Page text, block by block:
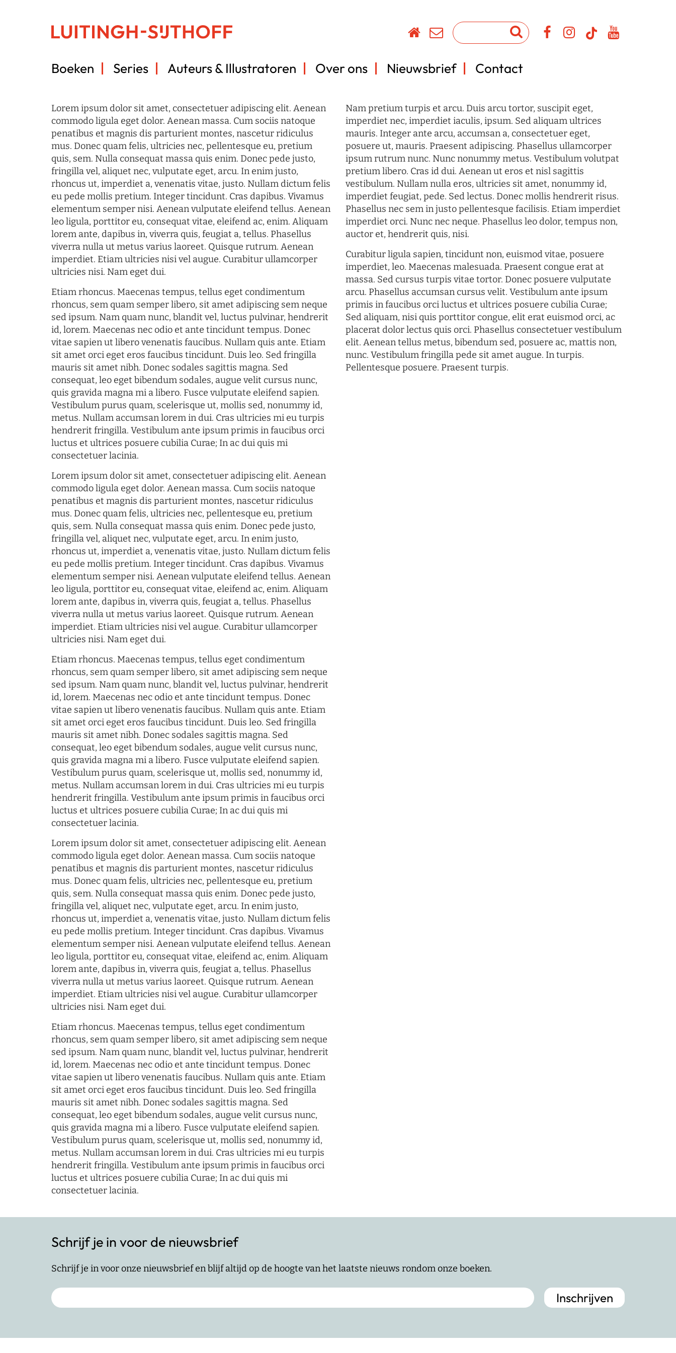
Boeken Series Auteurs & Illustratoren Over ons Nieuwsbrief Contact
Lorem ipsum dolor sit amet, consectetuer adipiscing elit. Aenean
commodo ligula eget dolor. Aenean massa. Cum sociis natoque
penatibus et magnis dis parturient montes, nascetur ridiculus
mus. Donec quam felis, ultricies nec, pellentesque eu, pretium
quis, sem. Nulla consequat massa quis enim. Donec pede justo,
fringilla vel, aliquet nec, vulputate eget, arcu. In enim justo,
rhoncus ut, imperdiet a, venenatis vitae, justo. Nullam dictum felis
eu pede mollis pretium. Integer tincidunt. Cras dapibus. Vivamus
elementum semper nisi. Aenean vulputate eleifend tellus. Aenean
leo ligula, porttitor eu, consequat vitae, eleifend ac, enim. Aliquam
lorem ante, dapibus in, viverra quis, feugiat a, tellus. Phasellus
viverra nulla ut metus varius laoreet. Quisque rutrum. Aenean
imperdiet. Etiam ultricies nisi vel augue. Curabitur ullamcorper
ultricies nisi. Nam eget dui.
Etiam rhoncus. Maecenas tempus, tellus eget condimentum
rhoncus, sem quam semper libero, sit amet adipiscing sem neque
sed ipsum. Nam quam nunc, blandit vel, luctus pulvinar, hendrerit
id, lorem. Maecenas nec odio et ante tincidunt tempus. Donec
vitae sapien ut libero venenatis faucibus. Nullam quis ante. Etiam
sit amet orci eget eros faucibus tincidunt. Duis leo. Sed fringilla
mauris sit amet nibh. Donec sodales sagittis magna. Sed
consequat, leo eget bibendum sodales, augue velit cursus nunc,
quis gravida magna mi a libero. Fusce vulputate eleifend sapien.
Vestibulum purus quam, scelerisque ut, mollis sed, nonummy id,
metus. Nullam accumsan lorem in dui. Cras ultricies mi eu turpis
hendrerit fringilla. Vestibulum ante ipsum primis in faucibus orci
luctus et ultrices posuere cubilia Curae; In ac dui quis mi
consectetuer lacinia.
Lorem ipsum dolor sit amet, consectetuer adipiscing elit. Aenean
commodo ligula eget dolor. Aenean massa. Cum sociis natoque
penatibus et magnis dis parturient montes, nascetur ridiculus
mus. Donec quam felis, ultricies nec, pellentesque eu, pretium
quis, sem. Nulla consequat massa quis enim. Donec pede justo,
fringilla vel, aliquet nec, vulputate eget, arcu. In enim justo,
rhoncus ut, imperdiet a, venenatis vitae, justo. Nullam dictum felis
eu pede mollis pretium. Integer tincidunt. Cras dapibus. Vivamus
elementum semper nisi. Aenean vulputate eleifend tellus. Aenean
leo ligula, porttitor eu, consequat vitae, eleifend ac, enim. Aliquam
lorem ante, dapibus in, viverra quis, feugiat a, tellus. Phasellus
viverra nulla ut metus varius laoreet. Quisque rutrum. Aenean
imperdiet. Etiam ultricies nisi vel augue. Curabitur ullamcorper
ultricies nisi. Nam eget dui.
Etiam rhoncus. Maecenas tempus, tellus eget condimentum
rhoncus, sem quam semper libero, sit amet adipiscing sem neque
sed ipsum. Nam quam nunc, blandit vel, luctus pulvinar, hendrerit
id, lorem. Maecenas nec odio et ante tincidunt tempus. Donec
vitae sapien ut libero venenatis faucibus. Nullam quis ante. Etiam
sit amet orci eget eros faucibus tincidunt. Duis leo. Sed fringilla
mauris sit amet nibh. Donec sodales sagittis magna. Sed
consequat, leo eget bibendum sodales, augue velit cursus nunc,
quis gravida magna mi a libero. Fusce vulputate eleifend sapien.
Vestibulum purus quam, scelerisque ut, mollis sed, nonummy id,
metus. Nullam accumsan lorem in dui. Cras ultricies mi eu turpis
hendrerit fringilla. Vestibulum ante ipsum primis in faucibus orci
luctus et ultrices posuere cubilia Curae; In ac dui quis mi
consectetuer lacinia.
Lorem ipsum dolor sit amet, consectetuer adipiscing elit. Aenean
commodo ligula eget dolor. Aenean massa. Cum sociis natoque
penatibus et magnis dis parturient montes, nascetur ridiculus
mus. Donec quam felis, ultricies nec, pellentesque eu, pretium
quis, sem. Nulla consequat massa quis enim. Donec pede justo,
fringilla vel, aliquet nec, vulputate eget, arcu. In enim justo,
rhoncus ut, imperdiet a, venenatis vitae, justo. Nullam dictum felis
eu pede mollis pretium. Integer tincidunt. Cras dapibus. Vivamus
elementum semper nisi. Aenean vulputate eleifend tellus. Aenean
leo ligula, porttitor eu, consequat vitae, eleifend ac, enim. Aliquam
lorem ante, dapibus in, viverra quis, feugiat a, tellus. Phasellus
viverra nulla ut metus varius laoreet. Quisque rutrum. Aenean
imperdiet. Etiam ultricies nisi vel augue. Curabitur ullamcorper
ultricies nisi. Nam eget dui.
Etiam rhoncus. Maecenas tempus, tellus eget condimentum
rhoncus, sem quam semper libero, sit amet adipiscing sem neque
sed ipsum. Nam quam nunc, blandit vel, luctus pulvinar, hendrerit
id, lorem. Maecenas nec odio et ante tincidunt tempus. Donec
vitae sapien ut libero venenatis faucibus. Nullam quis ante. Etiam
sit amet orci eget eros faucibus tincidunt. Duis leo. Sed fringilla
mauris sit amet nibh. Donec sodales sagittis magna. Sed
consequat, leo eget bibendum sodales, augue velit cursus nunc,
quis gravida magna mi a libero. Fusce vulputate eleifend sapien.
Vestibulum purus quam, scelerisque ut, mollis sed, nonummy id,
metus. Nullam accumsan lorem in dui. Cras ultricies mi eu turpis
hendrerit fringilla. Vestibulum ante ipsum primis in faucibus orci
luctus et ultrices posuere cubilia Curae; In ac dui quis mi
consectetuer lacinia.
Nam pretium turpis et arcu. Duis arcu tortor, suscipit eget,
imperdiet nec, imperdiet iaculis, ipsum. Sed aliquam ultrices
mauris. Integer ante arcu, accumsan a, consectetuer eget,
posuere ut, mauris. Praesent adipiscing. Phasellus ullamcorper
ipsum rutrum nunc. Nunc nonummy metus. Vestibulum volutpat
pretium libero. Cras id dui. Aenean ut eros et nisl sagittis
vestibulum. Nullam nulla eros, ultricies sit amet, nonummy id,
imperdiet feugiat, pede. Sed lectus. Donec mollis hendrerit risus.
Phasellus nec sem in justo pellentesque facilisis. Etiam imperdiet
imperdiet orci. Nunc nec neque. Phasellus leo dolor, tempus non,
auctor et, hendrerit quis, nisi.
Curabitur ligula sapien, tincidunt non, euismod vitae, posuere
imperdiet, leo. Maecenas malesuada. Praesent congue erat at
massa. Sed cursus turpis vitae tortor. Donec posuere vulputate
arcu. Phasellus accumsan cursus velit. Vestibulum ante ipsum
primis in faucibus orci luctus et ultrices posuere cubilia Curae;
Sed aliquam, nisi quis porttitor congue, elit erat euismod orci, ac
placerat dolor lectus quis orci. Phasellus consectetuer vestibulum
elit. Aenean tellus metus, bibendum sed, posuere ac, mattis non,
nunc. Vestibulum fringilla pede sit amet augue. In turpis.
Pellentesque posuere. Praesent turpis.
Schrijf je in voor de nieuwsbrief
Schrijf je in voor onze nieuwsbrief en blijf altijd op de hoogte van het laatste nieuws rondom onze boeken.